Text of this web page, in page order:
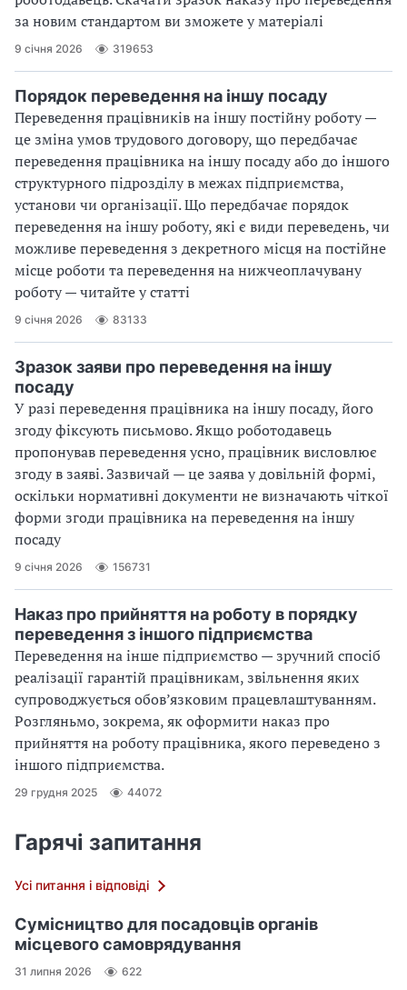
за новим стандартом ви зможете у матеріалі
9 січня 2026 319653
Порядок переведення на іншу посаду
Переведення працівників на іншу постійну роботу —
це зміна умов трудового договору, що передбачає
переведення працівника на іншу посаду або до іншого
структурного підрозділу в межах підприємства,
установи чи організації. Що передбачає порядок
переведення на іншу роботу, які є види переведень, чи
можливе переведення з декретного місця на постійне
місце роботи та переведення на нижчеоплачувану
роботу — читайте у статті
9 січня 2026 83133
Зразок заяви про переведення на іншу
посаду
У разі переведення працівника на іншу посаду, його
згоду фіксують письмово. Якщо роботодавець
пропонував переведення усно, працівник висловлює
згоду в заяві. Зазвичай — це заява у довільній формі,
оскільки нормативні документи не визначають чіткої
форми згоди працівника на переведення на іншу
посаду
9 січня 2026 156731
Наказ про прийняття на роботу в порядку
переведення з іншого підприємства
Переведення на інше підприємство — зручний спосіб
реалізації гарантій працівникам, звільнення яких
супроводжується обов’язковим працевлаштуванням.
Розгляньмо, зокрема, як оформити наказ про
прийняття на роботу працівника, якого переведено з
іншого підприємства.
29 грудня 2025 44072
Гарячі запитання
Усі питання і відповіді
Сумісництво для посадовців органів
місцевого самоврядування
31 липня 2026 622